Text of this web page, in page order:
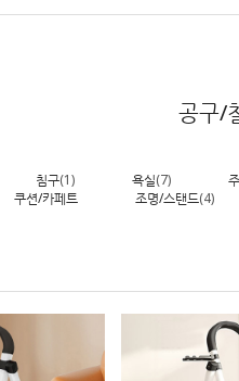
공구/
침구(1) 욕실(7)
쿠션/카페트
조명/스탠드(4)